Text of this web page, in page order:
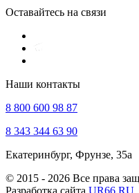
Оставайтесь на связи
Наши контакты
8 800 600 98 87
8 343 344 63 90
Екатеринбург, Фрунзе, 35а
© 2015 - 2026 Все права
Разработка сайта UR66.RU